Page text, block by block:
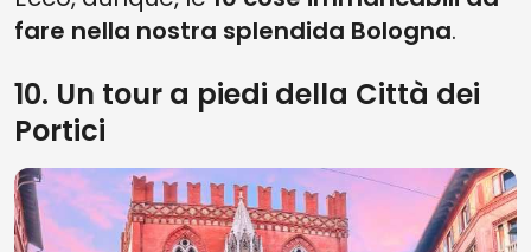
fare nella nostra splendida Bologna.
10. Un tour a piedi della Città dei
Portici